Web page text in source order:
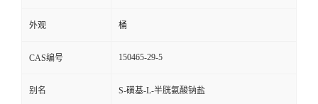
外观 桶
CAS编号 150465-29-5
别名 S-磺基-L-半胱氨酸钠盐